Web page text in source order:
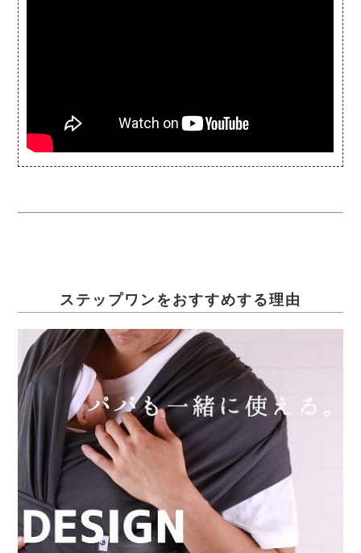
ステップワンをおすすめする理由